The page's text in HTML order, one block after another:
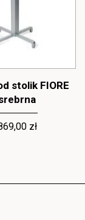
stolik FIORE
zł